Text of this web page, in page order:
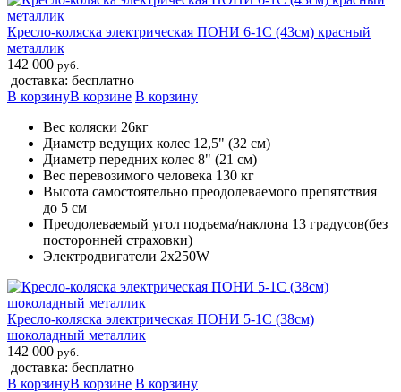
Кресло-коляска электрическая ПОНИ 6-1С (43см) красный
металлик
142 000 руб.
доставка: бесплатно
В корзинуВ корзине В корзину
Вес коляски 26кг
Диаметр ведущих колес 12,5" (32 см)
Диаметр передних колес 8" (21 см)
Вес перевозимого человека 130 кг
Высота самостоятельно преодолеваемого препятствия
до 5 см
Преодолеваемый угол подъема/наклона 13 градусов(без
посторонней страховки)
Электродвигатели 2х250W
Кресло-коляска электрическая ПОНИ 5-1С (38см)
шоколадный металлик
142 000 руб.
доставка: бесплатно
В корзинуВ корзине В корзину